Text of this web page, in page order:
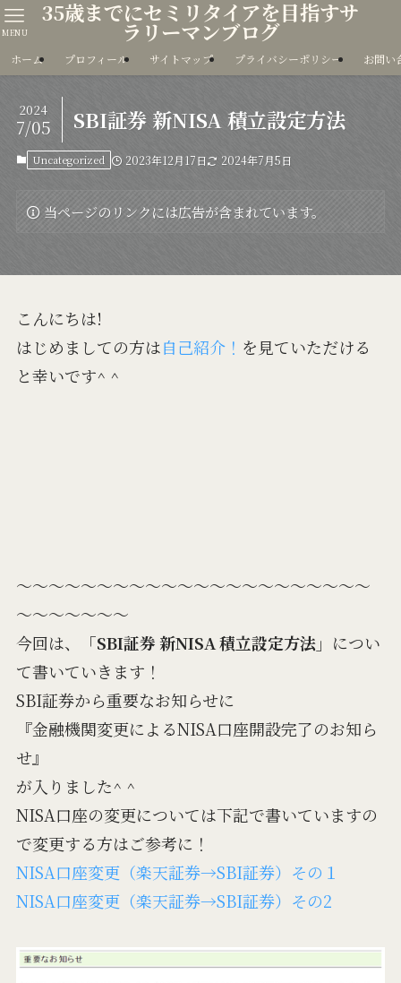
35歳までにセミリタイアを目指すサ
ラリーマンブログ
MENU
ホーム プロフィール サイトマップ プライバシーポリシー お問い
SBI証券 新NISA 積立設定方法
2024
7/05
Uncategorized 2023年12月17日 2024年7月5日
当ページのリンクには広告が含まれています。
こんにちは!
はじめましての方は自己紹介！ を見ていただける
と幸いです^ ^
～～～～～～～～～～～～～～～～～～～～～～
～～～～～～～
今回は、
「SBI証券 新NISA 積立設定方法」 につい
て書いていきます！
SBI証券から重要なお知らせに
『金融機関変更によるNISA口座開設完了のお知ら
せ』
が入りました^ ^
NISA口座の変更については下記で書いていますの
で変更する方はご参考に！
NISA口座変更（楽天証券→SBI証券）その１
NISA口座変更（楽天証券→SBI証券）その2